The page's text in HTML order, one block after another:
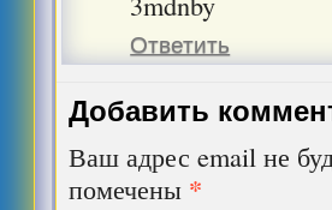
Ответить
Добавить
Ваш адрес email не
помечены *